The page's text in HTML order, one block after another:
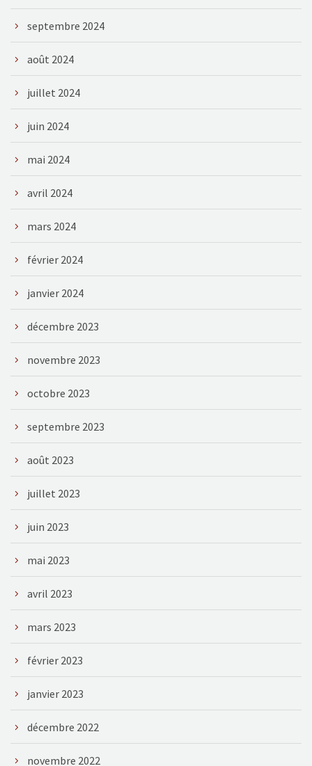
septembre 2024
août 2024
juillet 2024
juin 2024
mai 2024
avril 2024
mars 2024
février 2024
janvier 2024
décembre 2023
novembre 2023
octobre 2023
septembre 2023
août 2023
juillet 2023
juin 2023
mai 2023
avril 2023
mars 2023
février 2023
janvier 2023
décembre 2022
novembre 2022